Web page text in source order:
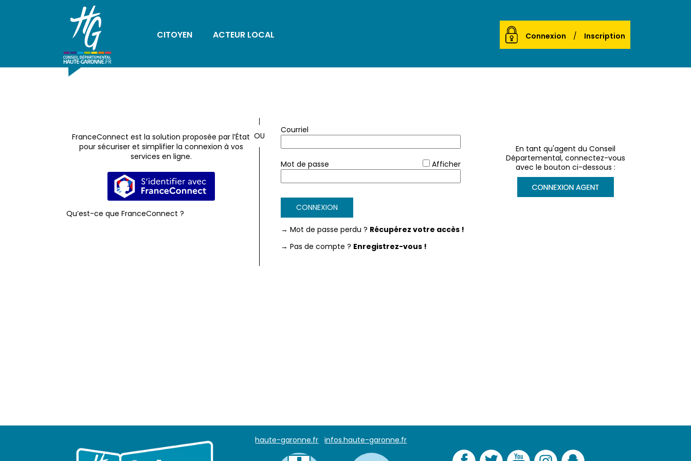
Connexion Inscription
CITOYEN ACTEUR LOCAL
En tant qu'agent du Conseil
Départemental, connectez-vous
avec le bouton ci-dessous :
FranceConnect est la solution proposée par l’État
pour sécuriser et simplifier la connexion à vos
services en ligne.
S’identifier avec FranceConnect
Qu’est-ce que FranceConnect ?
Courriel
Mot de passe Afficher
CONNEXION
→ Mot de passe perdu ? Récupérez votre accès !
→ Pas de compte ? Enregistrez-vous !
haute-garonne.fr infos.haute-garonne.fr